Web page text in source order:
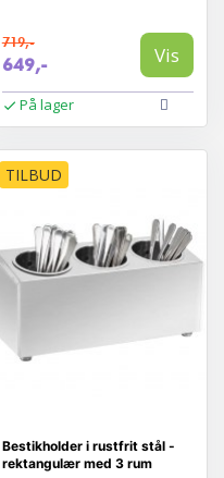
719,-
649,- Vis
På lager
TILBUD
Bestikholder i rustfrit stål -
rektangulær med 3 rum